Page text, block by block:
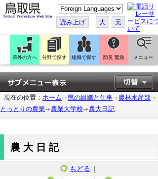
こ
の
ペ
ー
ジ
翻
訳
す
る
読み上げ 大 元
県外の方へ 分野で探す 組織で探す 防災 緊急 メニュー
現在の位置： ホーム 県の組織と仕事
農林水産部
とっとりの農業
農業大学校 農大日記
農大日記
もどる ｜